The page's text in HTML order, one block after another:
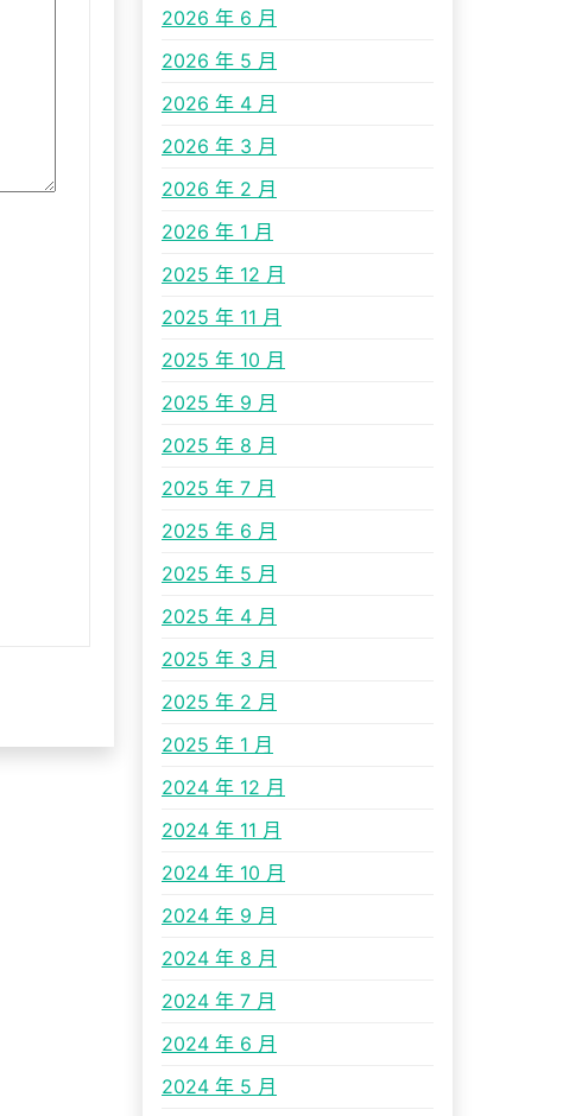
2026 年 6 月
2026 年 5 月
2026 年 4 月
2026 年 3 月
2026 年 2 月
2026 年 1 月
2025 年 12 月
2025 年 11 月
2025 年 10 月
2025 年 9 月
2025 年 8 月
2025 年 7 月
2025 年 6 月
2025 年 5 月
2025 年 4 月
2025 年 3 月
2025 年 2 月
2025 年 1 月
2024 年 12 月
2024 年 11 月
2024 年 10 月
2024 年 9 月
2024 年 8 月
2024 年 7 月
2024 年 6 月
2024 年 5 月